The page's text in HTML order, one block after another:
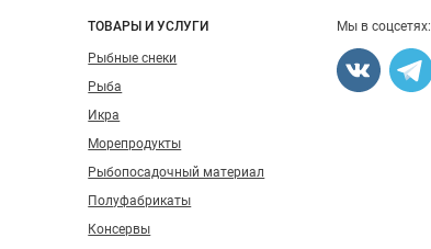
ТОВАРЫ И УСЛУГИ
Рыбные снеки
Рыба
Икра
Морепродукты
Рыбопосадочный материал
Полуфабрикаты
Консервы
Мы в соцсетях: